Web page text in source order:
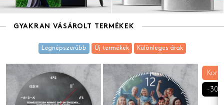
GYAKRAN VÁSÁROLT TERMÉKEK
Legnépszerűbb Új termékek Különleges árak
-